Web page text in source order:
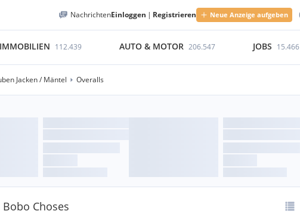
NachrichtenEinloggen | Registrieren Neue Anzeige aufgeben
IMMOBILIEN 112.439 AUTO & MOTOR 206.547 JOBS 15.466
Jacken / Mäntel Overalls
Choses